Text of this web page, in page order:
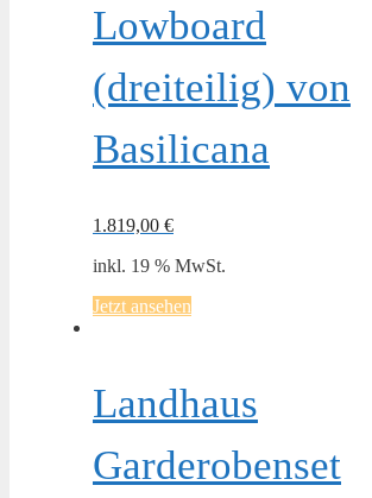
Lowboard
(dreiteilig) von
Basilicana
1.819,00 €
inkl. 19 % MwSt.
Jetzt ansehen
Landhaus
Garderobenset